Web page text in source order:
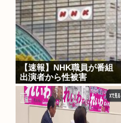
【速報】NHK職員が番組
出演者から性被害